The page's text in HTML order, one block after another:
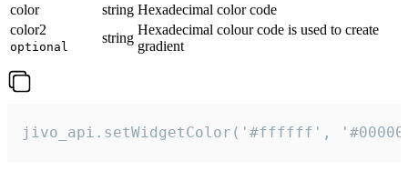
color
string Hexadecimal color code
color2
optional
string
Hexadecimal colour code is used to create
gradient
jivo_api.setWidgetColor('#ffffff',